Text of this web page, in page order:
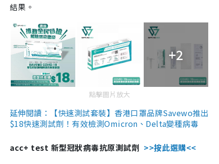
結果。
+2
點擊圖片放大
延伸閱讀：【快速測試套裝】香港口罩品牌Savewo推出
$18快速測試劑！有效檢測Omicron、Delta變種病毒
acc+ test 新型冠狀病毒抗原測試劑 >>按此選購<<